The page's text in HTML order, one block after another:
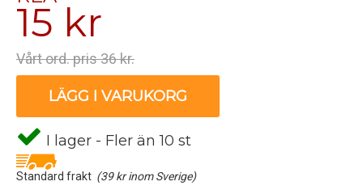
15 kr
Vårt ord. pris 36 kr.
LÄGG I VARUKORG
I lager - Fler än 10 st
Standard frakt (39 kr inom Sverige)